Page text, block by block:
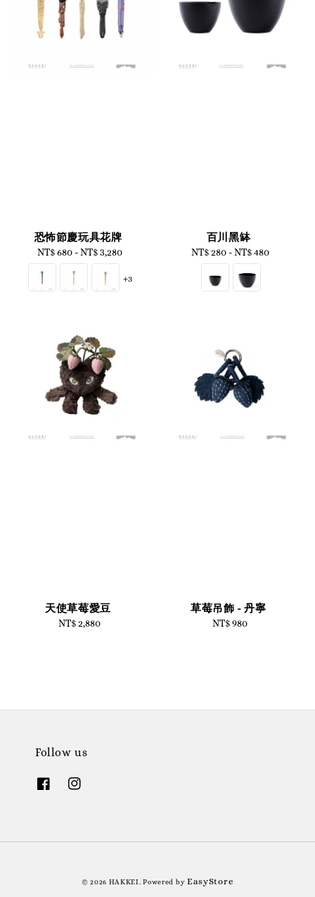
恐怖節慶玩具花牌
Regular
price
NT$ 680-NT$ 3,280
+3
百川黑缽
Regular
price
NT$ 280-NT$ 480
天使草莓愛豆
Regular
NT$ 2,880
草莓吊飾 - 丹寧
Regular
NT$ 980
Follow us
© 2026 HAKKEI. Powered by EasyStore